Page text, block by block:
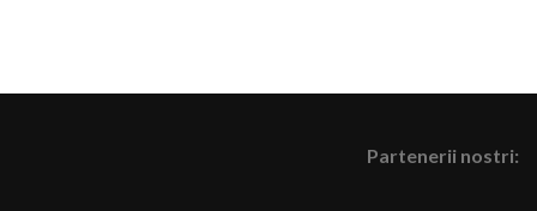
Partenerii nostri: